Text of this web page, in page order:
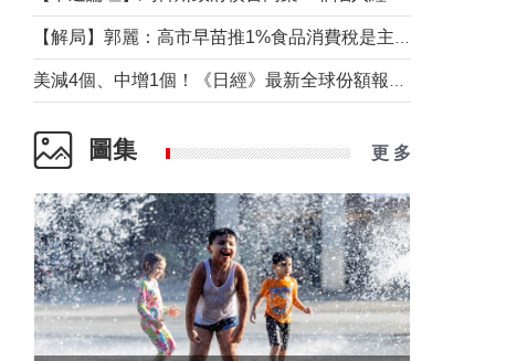
圖集 更 多